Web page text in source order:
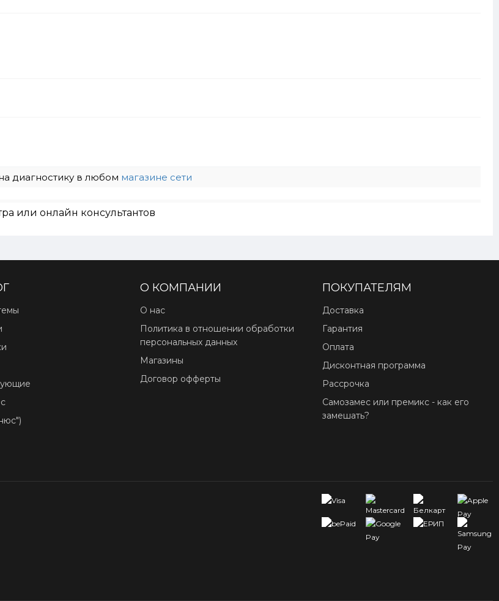
диагностику в любом магазине сети
или онлайн консультантов
О КОМПАНИИ
О нас
Политика в отношении обработки
персональных данных
Магазины
Договор офферты
ПОКУПАТЕЛЯМ
Доставка
Гарантия
Оплата
Дисконтная программа
Рассрочка
Самозамес или премикс - как его
замешать?